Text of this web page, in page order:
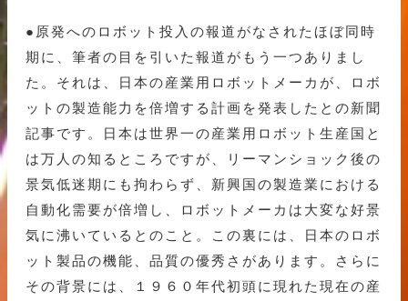
●原発へのロボット投入の報道がなされたほぼ同時
期に、筆者の目を引いた報道がもう一つありまし
た。それは、日本の産業用ロボットメーカが、ロボ
ットの製造能力を倍増する計画を発表したとの新聞
記事です。日本は世界一の産業用ロボット生産国と
は万人の知るところですが、リーマンショック後の
景気低迷期にも拘わらず、新興国の製造業における
自動化需要が倍増し、ロボットメーカは大変な好景
気に沸いているとのこと。この裏には、日本のロボ
ット製品の機能、品質の優秀さがあります。さらに
その背景には、１９６０年代初頭に現れた現在の産